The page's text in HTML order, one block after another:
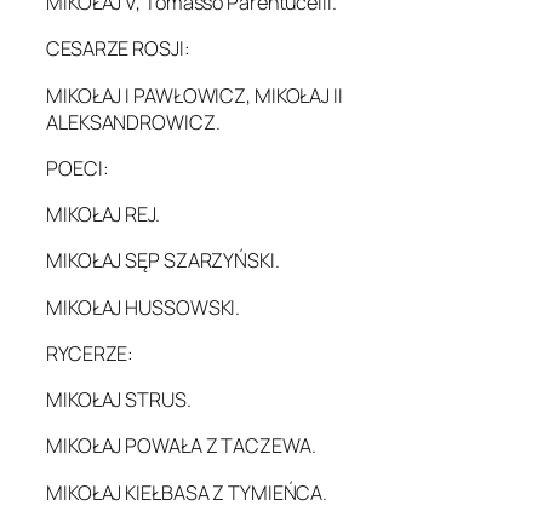
CESARZE ROSJI:
MIKOŁAJ I PAWŁOWICZ, MIKOŁAJ II
ALEKSANDROWICZ.
POECI:
MIKOŁAJ REJ.
MIKOŁAJ SĘP SZARZYŃSKI.
MIKOŁAJ HUSSOWSKI.
RYCERZE:
MIKOŁAJ STRUS.
MIKOŁAJ POWAŁA Z TACZEWA.
MIKOŁAJ KIEŁBASA Z TYMIEŃCA.